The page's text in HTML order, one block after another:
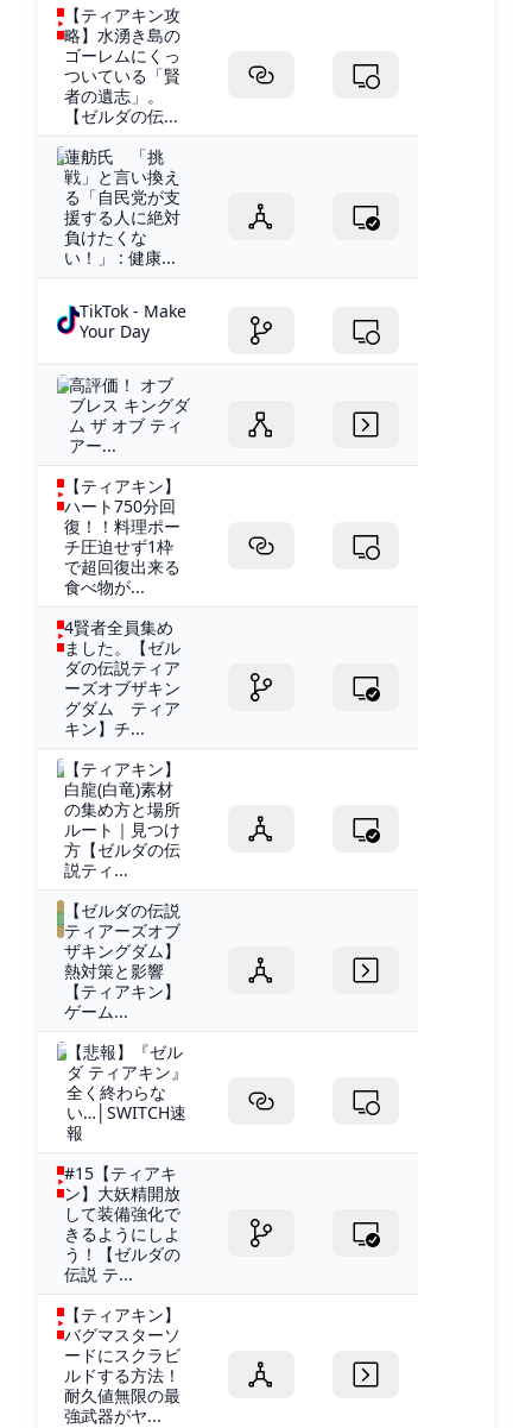
【ティアキン攻
略】水湧き島の
ゴーレムにくっ
ついている「賢
者の遺志」。
【ゼルダの伝...
蓮舫氏 「挑
戦」と言い換え
る「自民党が支
援する人に絶対
負けたくな
い！」 : 健康...
TikTok - Make
Your Day
高評価！ オブ
ブレス キングダ
ム ザ オブ ティ
アー...
【ティアキン】
ハート750分回
復！！料理ポー
チ圧迫せず1枠
で超回復出来る
食べ物が...
4賢者全員集め
ました。【ゼル
ダの伝説ティア
ーズオブザキン
グダム ティア
キン】チ...
【ティアキン】
白龍(白竜)素材
の集め方と場所
ルート｜見つけ
方【ゼルダの伝
説ティ...
【ゼルダの伝説
ティアーズオブ
ザキングダム】
熱対策と影響
【ティアキン】
ゲーム...
【悲報】『ゼル
ダ ティアキン』
全く終わらな
い…│SWITCH速
報
#15【ティアキ
ン】大妖精開放
して装備強化で
きるようにしよ
う！【ゼルダの
伝説 テ...
【ティアキン】
バグマスターソ
ードにスクラビ
ルドする方法！
耐久値無限の最
強武器がヤ...